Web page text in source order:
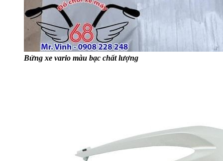
Bửng xe vario màu bạc chất lượng